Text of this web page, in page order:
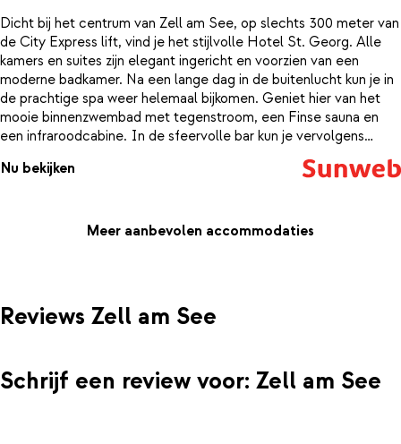
Dicht bij het centrum van Zell am See, op slechts 300 meter van
de City Express lift, vind je het stijlvolle Hotel St. Georg. Alle
kamers en suites zijn elegant ingericht en voorzien van een
moderne badkamer. Na een lange dag in de buitenlucht kun je in
de prachtige spa weer helemaal bijkomen. Geniet hier van het
mooie binnenzwembad met tegenstroom, een Finse sauna en
een infraroodcabine. In de sfeervolle bar kun je vervolgens
Nu bekijken
Meer aanbevolen accommodaties
Reviews Zell am See
Schrijf een review voor: Zell am See